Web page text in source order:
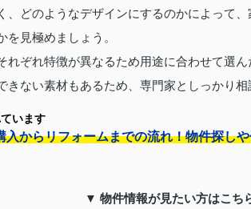
、どのようなデザインにするのかによって
を見極めましょう。
れぞれ特徴が異なるため用途に合わせて選ん
きない素材もあるため、専門家としっかり相
います
入からリフォームまでの流れ！物件探し
▼ 物件情報が見たい方はこち